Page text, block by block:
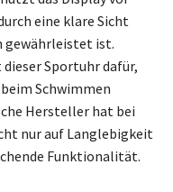
eine klare Sicht
gewährleistet ist.
Sportuhr dafür,
Schwimmen
Hersteller hat bei
nur auf Langlebigkeit
Funktionalität.